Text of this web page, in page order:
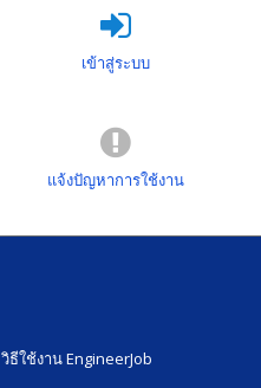
เข้าสู่ระบบ
แจ้งปัญหาการใช้งาน
วิธีใช้งาน EngineerJob